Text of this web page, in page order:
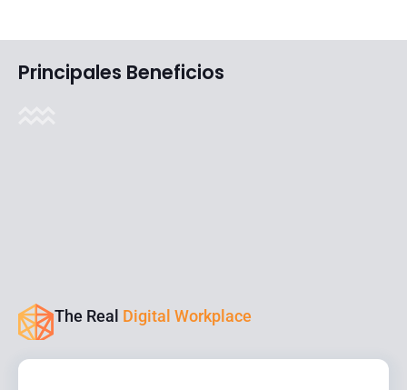
Principales Beneficios
The Real Digital Workplace